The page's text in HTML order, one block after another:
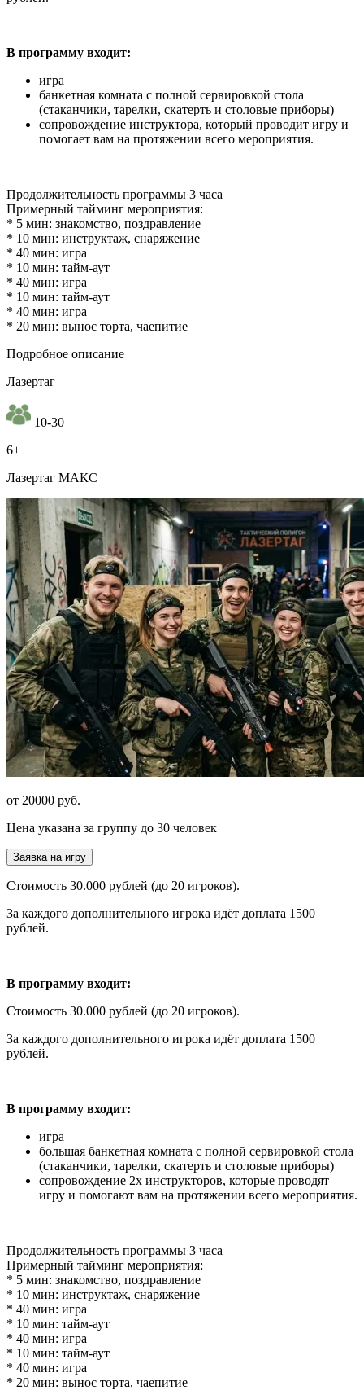
В программу входит:
игра
банкетная комната с полной сервировкой стола
(стаканчики, тарелки, скатерть и столовые приборы)
сопровождение инструктора, который проводит игру и
помогает вам на протяжении всего мероприятия.
Продолжительность программы 3 часа
Примерный тайминг мероприятия:
* 5 мин: знакомство, поздравление
* 10 мин: инструктаж, снаряжение
* 40 мин: игра
* 10 мин: тайм-аут
* 40 мин: игра
* 10 мин: тайм-аут
* 40 мин: игра
* 20 мин: вынос торта, чаепитие
Подробное описание
Лазертаг
10-30
6+
Лазертаг МАКС
от 20000 руб.
Цена указана за группу до 30 человек
Заявка на игру
Стоимость 30.000 рублей (до 20 игроков).
За каждого дополнительного игрока идёт доплата 1500
рублей.
В программу входит:
Стоимость 30.000 рублей (до 20 игроков).
За каждого дополнительного игрока идёт доплата 1500
рублей.
В программу входит:
игра
большая банкетная комната с полной сервировкой стола
(стаканчики, тарелки, скатерть и столовые приборы)
сопровождение 2х инструкторов, которые проводят
игру и помогают вам на протяжении всего мероприятия.
Продолжительность программы 3 часа
Примерный тайминг мероприятия:
* 5 мин: знакомство, поздравление
* 10 мин: инструктаж, снаряжение
* 40 мин: игра
* 10 мин: тайм-аут
* 40 мин: игра
* 10 мин: тайм-аут
* 40 мин: игра
* 20 мин: вынос торта, чаепитие